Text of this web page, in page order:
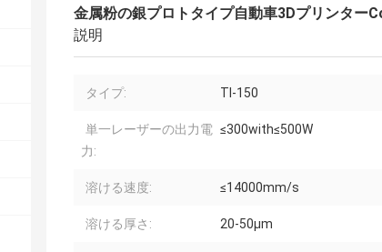
金属粉の銀プロトタイプ自動車3Dプリンター
説明
タイプ: TI-150
単一レーザーの出力電
力:
≤300with≤500W
溶ける速度: ≤14000mm/s
溶ける厚さ: 20-50μm